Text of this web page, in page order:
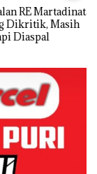
RE Martadinata
Dikritik, Masih
Diaspal